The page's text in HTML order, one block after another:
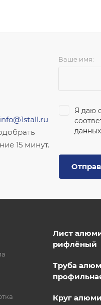
info@1stall.ru
15 минут.
Ваше имя:
Я даю
данных
Лист
рифлёный
Труба
Круг